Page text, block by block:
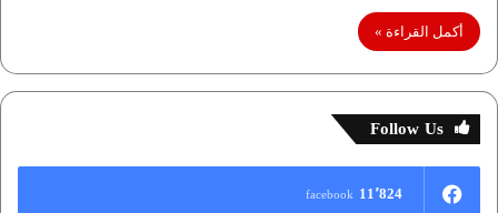
أكمل القراءة »
Follow Us
11٬824 facebook